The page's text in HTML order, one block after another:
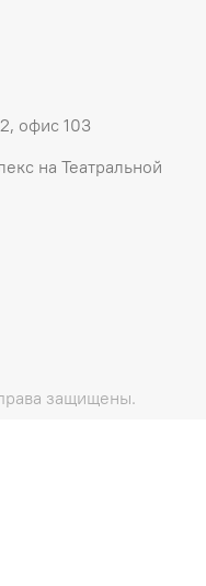
офис 103
на Театральной
защищены.